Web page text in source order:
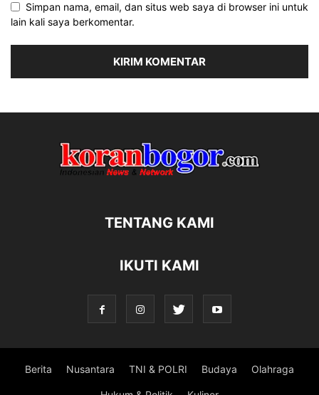
Simpan nama, email, dan situs web saya di browser ini untuk
lain kali saya berkomentar.
TENTANG KAMI
IKUTI KAMI
Berita Nusantara TNI & POLRI Budaya Olahraga